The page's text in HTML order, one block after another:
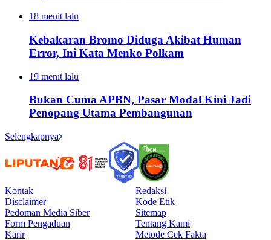
18 menit lalu
Kebakaran Bromo Diduga Akibat Human
Error, Ini Kata Menko Polkam
19 menit lalu
Bukan Cuma APBN, Pasar Modal Kini Jadi
Penopang Utama Pembangunan
Selengkapnya
Kontak
Redaksi
Disclaimer
Kode Etik
Pedoman Media Siber
Sitemap
Form Pengaduan
Tentang Kami
Karir
Metode Cek Fakta